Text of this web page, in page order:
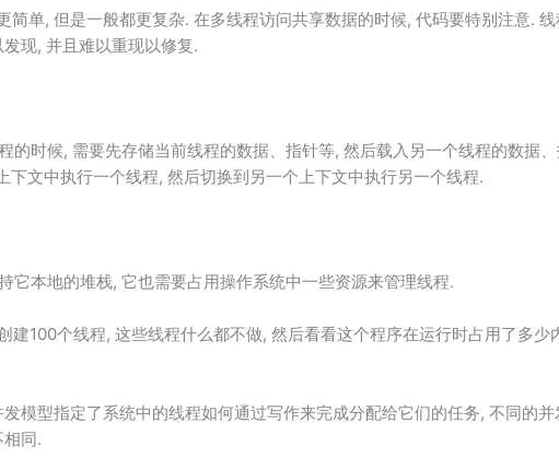
简单, 但是一般都更复杂. 在多线程访问共享数据的时候, 代码要特别注意.
现, 并且难以重现以修复.
的时候, 需要先存储当前线程的数据、指针等, 然后载入另一个线程的数据
文中执行一个线程, 然后切换到另一个上下文中执行另一个线程.
它本地的堆栈, 它也需要占用操作系统中一些资源来管理线程.
建100个线程, 这些线程什么都不做, 然后看看这个程序在运行时占用了多少
模型指定了系统中的线程如何通过写作来完成分配给它们的任务, 不同的
同.